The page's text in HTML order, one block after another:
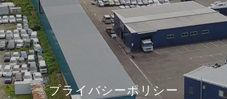
プライバシーポリシー